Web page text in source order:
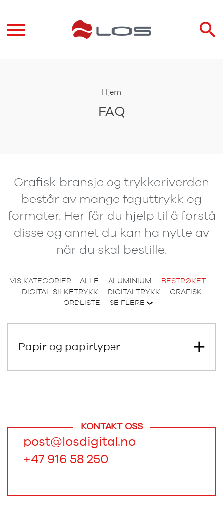
Hjem
FAQ
Grafisk bransje og trykkeriverden
består av mange faguttrykk og
formater. Her får du hjelp til å forstå
disse og annet du kan ha nytte av
når du skal bestille.
VIS KATEGORIER: ALLE ALUMINIUM
BESTRØKET
DIGITAL SILKETRYKK
DIGITALTRYKK
GRAFISK
ORDLISTE
SE FLERE
Papir og papirtyper
KONTAKT OSS
post@losdigital.no
+47 916 58 250